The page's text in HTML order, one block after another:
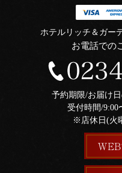
ホテルリッチ＆ガー
お電話での
予約期限/お届け
受付時間/9:00
※店休日(火